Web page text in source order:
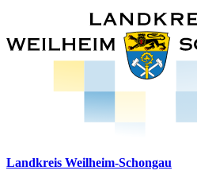
Landkreis Weilheim-Schongau